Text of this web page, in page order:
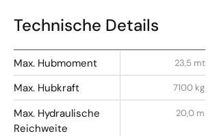
Technische Details
Max. Hubmoment
Max. Hubkraft
Max. Hydraulische
Reichweite
23,5 mt
7100 kg
20,0 m